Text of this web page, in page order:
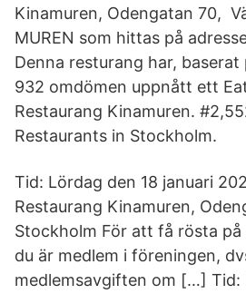
Kinamuren, Odengatan 70,
MUREN som hittas på
Denna resturang har, baserat
932 omdömen uppnått ett
Restaurang Kinamuren.
Restaurants in Stockholm.
Tid: Lördag den 18 januari
Restaurang Kinamuren,
Stockholm För att få rösta
du är medlem i föreningen,
medlemsavgiften om […] Tid: